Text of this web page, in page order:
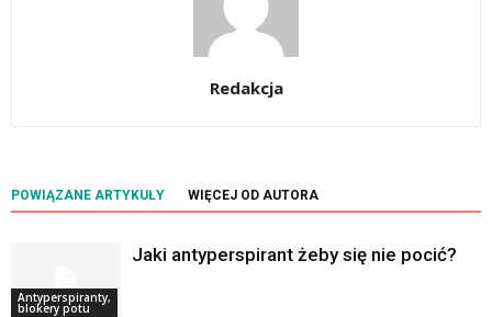
Redakcja
POWIĄZANE ARTYKUŁY WIĘCEJ OD AUTORA
Antyperspiranty,
blokery potu
Jaki antyperspirant żeby się nie pocić?